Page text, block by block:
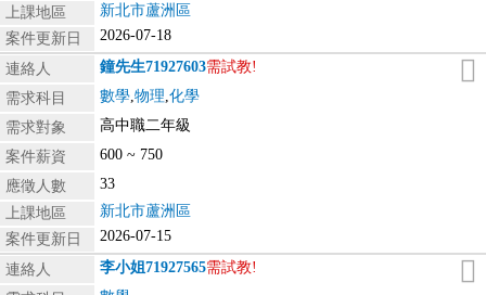
上課地區
新北市蘆洲區
案件更新日
2026-07-18
連絡人 鐘先生71927603需試教!
需求科目
數學 物理 化學
需求對象
高中職二年級
案件薪資
600 ~ 750
應徵人數
33
上課地區
新北市蘆洲區
案件更新日
2026-07-15
連絡人 李小姐71927565需試教!